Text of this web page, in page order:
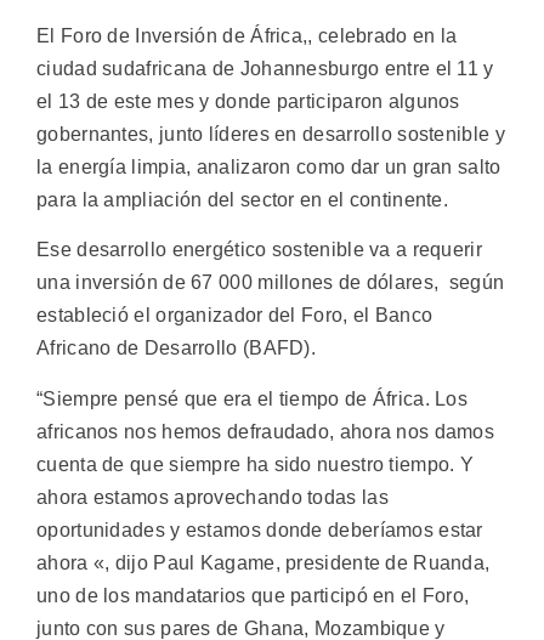
El Foro de Inversión de África,, celebrado en la
ciudad sudafricana de Johannesburgo entre el 11 y
el 13 de este mes y donde participaron algunos
gobernantes, junto líderes en desarrollo sostenible y
la energía limpia, analizaron como dar un gran salto
para la ampliación del sector en el continente.
Ese desarrollo energético sostenible va a requerir
una inversión de 67 000 millones de dólares, según
estableció el organizador del Foro, el Banco
Africano de Desarrollo (BAFD).
“Siempre pensé que era el tiempo de África. Los
africanos nos hemos defraudado, ahora nos damos
cuenta de que siempre ha sido nuestro tiempo. Y
ahora estamos aprovechando todas las
oportunidades y estamos donde deberíamos estar
ahora «, dijo Paul Kagame, presidente de Ruanda,
uno de los mandatarios que participó en el Foro,
junto con sus pares de Ghana, Mozambique y